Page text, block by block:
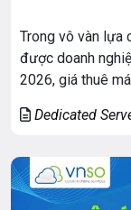
Trong vô vàn lựa
được doanh
2026, giá thuê
còn giúp bạn hiểu
Dedicated